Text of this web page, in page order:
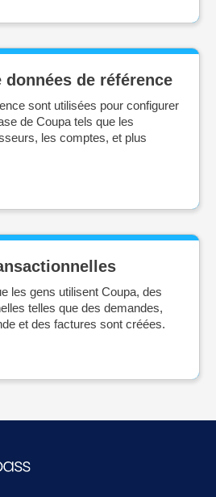
données de référence
sont utilisées pour configurer
de Coupa tels que les
les comptes, et plus
les gens utilisent Coupa, des
telles que des demandes,
et des factures sont créées.